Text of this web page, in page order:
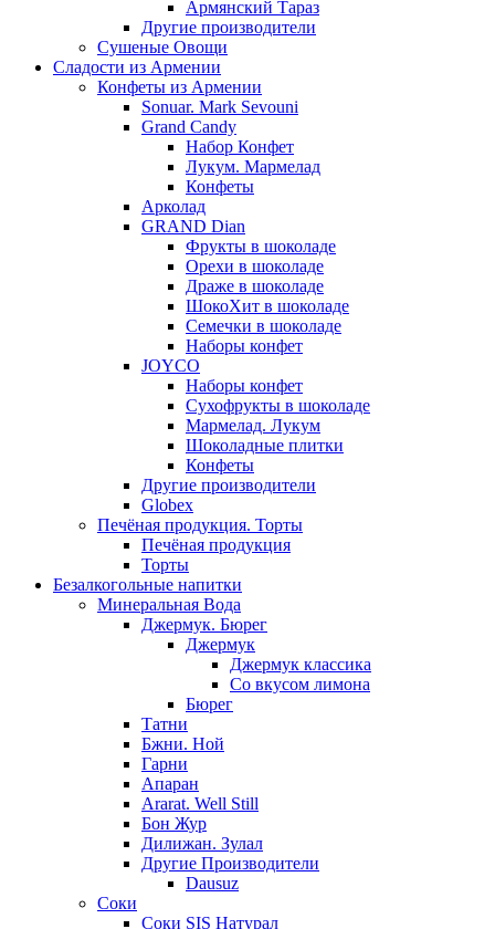
Армянский Тараз
Другие производители
Сушеные Овощи
Сладости из Армении
Конфеты из Армении
Sonuar. Mark Sevouni
Grand Candy
Набор Конфет
Лукум. Мармелад
Конфеты
Арколад
GRAND Dian
Фрукты в шоколаде
Орехи в шоколаде
Драже в шоколаде
ШокоХит в шоколаде
Семечки в шоколаде
Наборы конфет
JOYCO
Наборы конфет
Сухофрукты в шоколаде
Мармелад. Лукум
Шоколадные плитки
Конфеты
Другие производители
Globex
Печёная продукция. Торты
Печёная продукция
Торты
Безалкогольные напитки
Минеральная Вода
Джермук. Бюрег
Джермук
Джермук классика
Со вкусом лимона
Бюрег
Татни
Бжни. Ной
Гарни
Апаран
Ararat. Well Still
Бон Жур
Дилижан. Зулал
Другие Производители
Dausuz
Соки
Соки SIS Натурал